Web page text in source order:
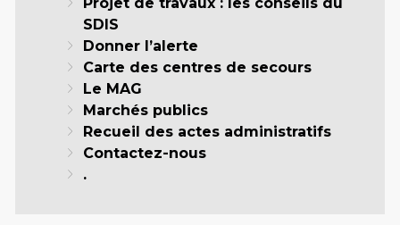
SDIS
Donner l’alerte
Carte des centres de secours
Le MAG
Marchés publics
Recueil des actes administratifs
Contactez-nous
.